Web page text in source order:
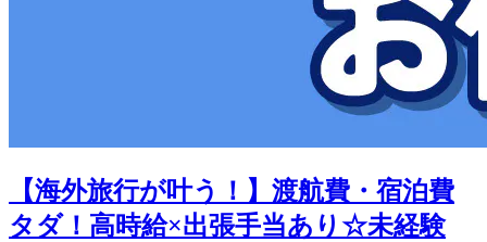
【海外旅行が叶う！】渡航費・宿泊費
タダ！高時給×出張手当あり☆未経験